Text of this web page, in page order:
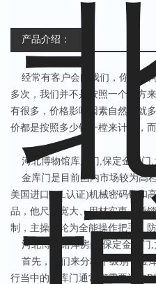
产品介绍：
经常有客户会问我们，你们的
多次，我们并不是按照一个平方
有很多，价格影响因素自然也就
价都是按照多少钱一樘来计算，
河北博物馆库房门 ,保定金库门 ,
金库门是目前国内市场较为高
美国进口 (UL认证)机械密码锁和
品，他尺寸宽大、用材实惠，插
制，主操纵轮为全能操作把手，
河北博物馆库房门
保定金库门 ,
首先，我们来分析下级别：金
行当中的金库门通常都需要选购B